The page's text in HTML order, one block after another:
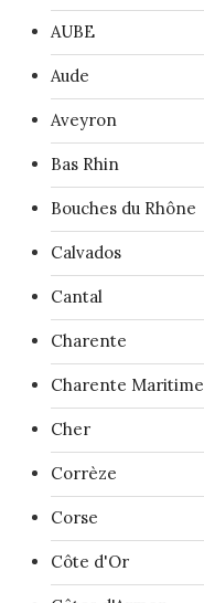
AUBE
Aude
Aveyron
Bas Rhin
Bouches du Rhône
Calvados
Cantal
Charente
Charente Maritime
Cher
Corrèze
Corse
Côte d'Or